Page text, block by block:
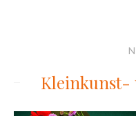
Kleinkunst-